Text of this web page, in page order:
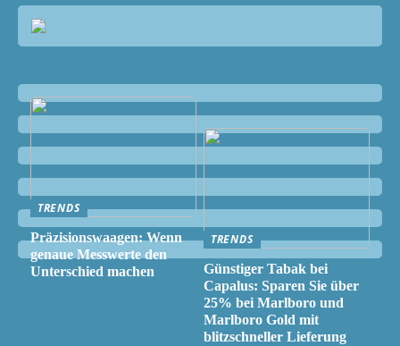
TRENDS
Präzisionswaagen: Wenn
genaue Messwerte den
Unterschied machen
TRENDS
Günstiger Tabak bei
Capalus: Sparen Sie über
25% bei Marlboro und
Marlboro Gold mit
blitzschneller Lieferung